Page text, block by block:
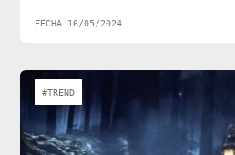
FECHA 16/05/2024
#TREND